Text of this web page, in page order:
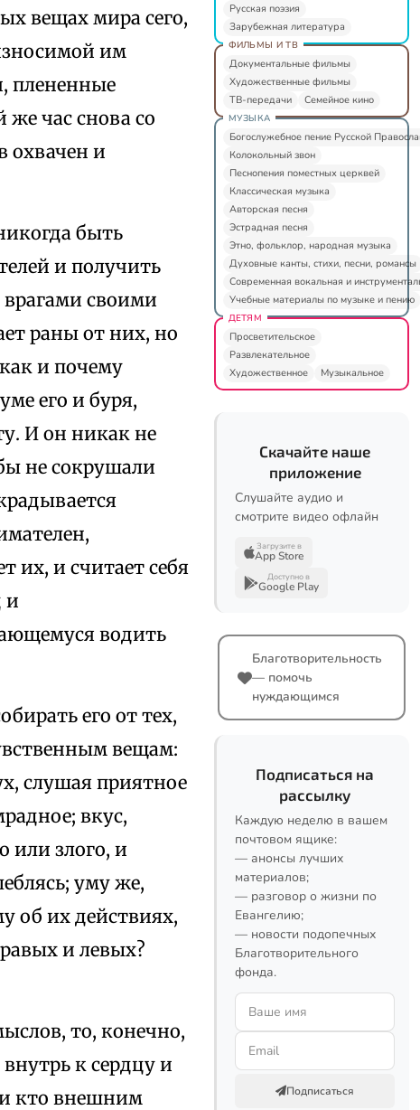
вещах мира сего,
им
плененные
час снова со
охвачен и
быть
и получить
своими
раны от них, но
и почему
его и буря,
И он никак не
не сокрушали
их, и считает себя
и
водить
его от тех,
вещам:
слушая приятное
вкус,
или злого, и
уму же,
их действиях,
и левых?
то, конечно,
к сердцу и
кто внешним
Русская поэзия
Зарубежная литература
ФИЛЬМЫ И ТВ
Документальные фильмы
Художественные фильмы
ТВ-передачи
Семейное кино
МУЗЫКА
Богослужебное пение Русской
Колокольный звон
Песнопения поместных церквей
Классическая музыка
Авторская песня
Эстрадная песня
Этно, фольклор, народная музыка
Духовные канты, стихи, песни, романсы
Современная вокальная и
Учебные материалы по музыке и пению
ДЕТЯМ
Просветительское
Развлекательное
Художественное
Музыкальное
Скачайте наше
приложение
Слушайте аудио и
смотрите видео офлайн
Загрузите в
App Store
Доступно в
Google Play
Благотворительность
— помочь
нуждающимся
Подписаться на
рассылку
Каждую неделю в вашем
почтовом ящике:
— анонсы лучших
материалов;
— разговор о жизни по
Евангелию;
— новости подопечных
Благотворительного
фонда.
Подписаться